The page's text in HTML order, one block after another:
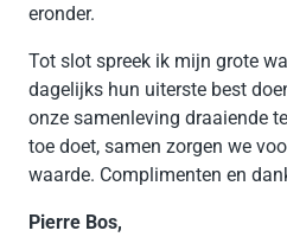
eronder.
Tot slot spreek ik mijn grote
dagelijks hun uiterste best
onze samenleving draaiende
toe doet, samen zorgen we
waarde. Complimenten en
Pierre Bos,